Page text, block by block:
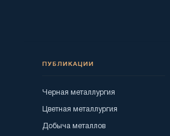
ПУБЛИКАЦИИ
Черная металлургия
Цветная металлургия
Добыча металлов